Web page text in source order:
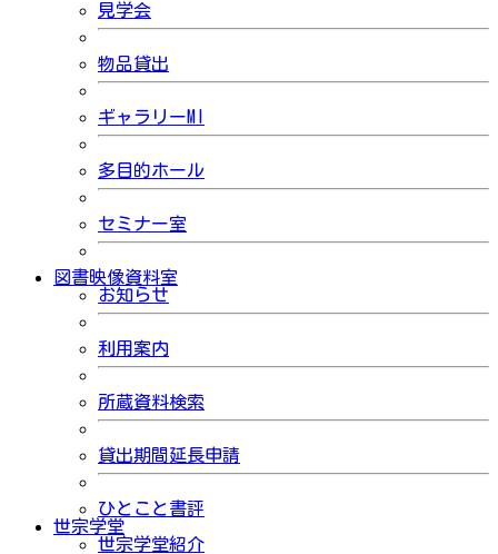
見学会
物品貸出
ギャラリーMI
多目的ホール
セミナー室
図書映像資料室
お知らせ
利用案内
所蔵資料検索
貸出期間延長申請
ひとこと書評
世宗学堂
世宗学堂紹介